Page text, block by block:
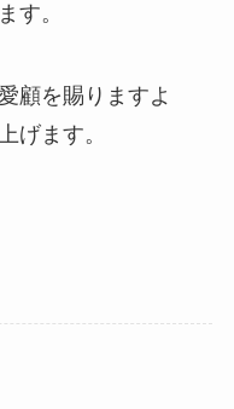
す。
顧を賜りますよ
げます。